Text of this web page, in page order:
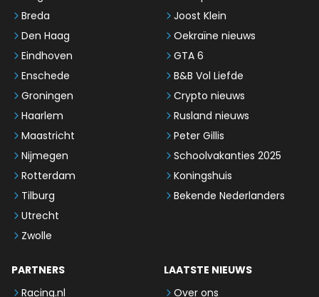
Breda
Den Haag
Eindhoven
Enschede
Groningen
Haarlem
Maastricht
Nijmegen
Rotterdam
Tilburg
Utrecht
Zwolle
Joost Klein
Oekraïne nieuws
GTA 6
B&B Vol Liefde
Crypto nieuws
Rusland nieuws
Peter Gillis
Schoolvakanties 2025
Koningshuis
Bekende Nederlanders
PARTNERS
Racing.nl
LAATSTE NIEUWS
Over ons